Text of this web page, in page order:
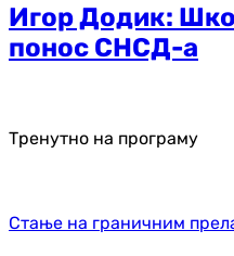
Игор Додик:
понос СНСД-а
Тренутно на програму
Стање на граничним